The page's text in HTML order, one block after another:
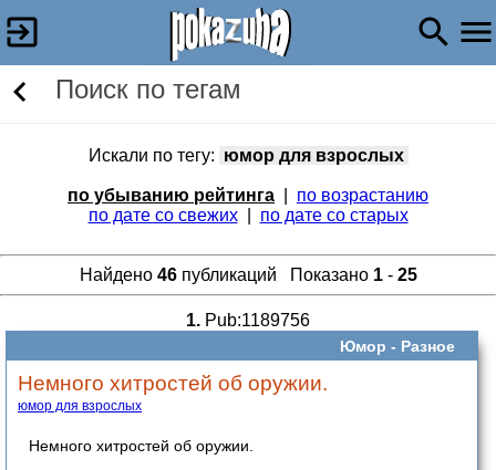
Поиск по тегам
Искали по тегу: юмор для взрослых
по убыванию рейтинга
по возрастанию
по дате со свежих| по дате со старых
Найдено 46публикаций Показано 1- 25
1. Pub:1189756
Юмор - Разное
Немного хитростей об оружии.
юмор для взрослых
Немного хитростей об оружии.